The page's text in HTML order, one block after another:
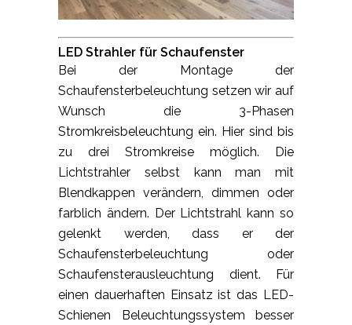
LED Strahler für Schaufenster
Bei der Montage der
Schaufensterbeleuchtung setzen wir auf
Wunsch die 3-Phasen
Stromkreisbeleuchtung ein. Hier sind bis
zu drei Stromkreise möglich. Die
Lichtstrahler selbst kann man mit
Blendkappen verändern, dimmen oder
farblich ändern. Der Lichtstrahl kann so
gelenkt werden, dass er der
Schaufensterbeleuchtung oder
Schaufensterausleuchtung dient. Für
einen dauerhaften Einsatz ist das LED-
Schienen Beleuchtungssystem besser